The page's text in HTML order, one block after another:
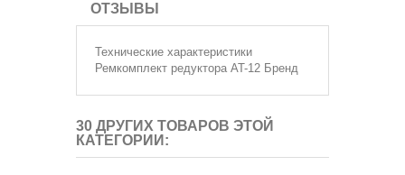
ОТЗЫВЫ
Технические характеристики
Ремкомплект редуктора AT-12 Бренд
30 ДРУГИХ ТОВАРОВ ЭТОЙ
КАТЕГОРИИ: